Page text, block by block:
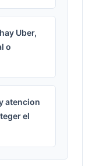
Uber,
o
atencion
el